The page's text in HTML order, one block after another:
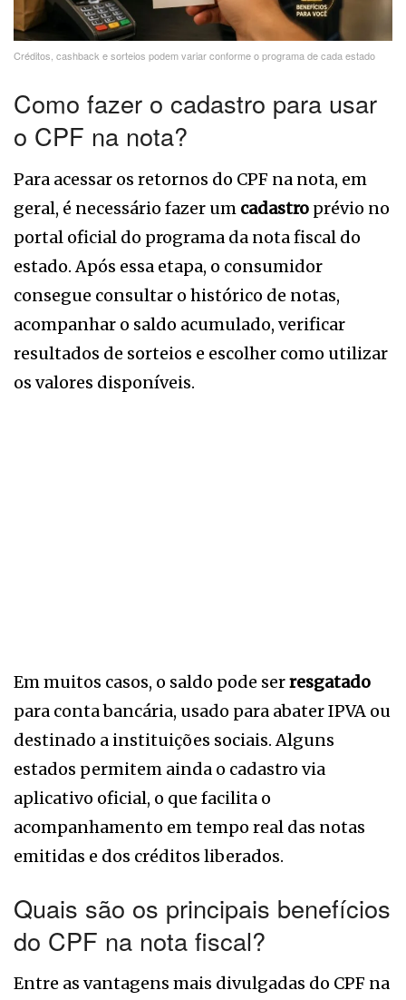
Créditos, cashback e sorteios podem variar conforme o programa de cada estado
Como fazer o cadastro para usar
o CPF na nota?
Para acessar os retornos do CPF na nota, em
geral, é necessário fazer um cadastro prévio no
portal oficial do programa da nota fiscal do
estado. Após essa etapa, o consumidor
consegue consultar o histórico de notas,
acompanhar o saldo acumulado, verificar
resultados de sorteios e escolher como utilizar
os valores disponíveis.
Em muitos casos, o saldo pode serresgatado
para conta bancária, usado para abater IPVA ou
destinado a instituições sociais. Alguns
estados permitem ainda o cadastro via
aplicativo oficial, o que facilita o
acompanhamento em tempo real das notas
emitidas e dos créditos liberados.
Quais são os principais benefícios
do CPF na nota fiscal?
Entre as vantagens mais divulgadas do CPF na